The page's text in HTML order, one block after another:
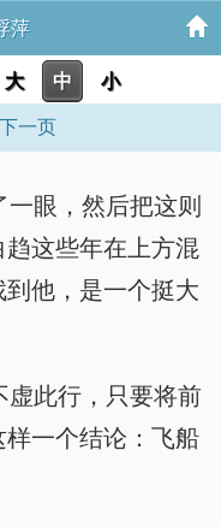
萍
大 中 小
下一页
眼，然后把这则
这些年在上方混
他，是一个挺大
虚此行，只要将前
一个结论：飞船